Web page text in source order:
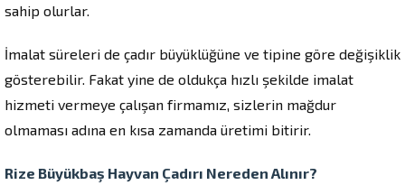
sahip olurlar.
İmalat süreleri de çadır büyüklüğüne ve tipine göre değişiklik
gösterebilir. Fakat yine de oldukça hızlı şekilde imalat
hizmeti vermeye çalışan firmamız, sizlerin mağdur
olmaması adına en kısa zamanda üretimi bitirir.
Rize Büyükbaş Hayvan Çadırı Nereden Alınır?